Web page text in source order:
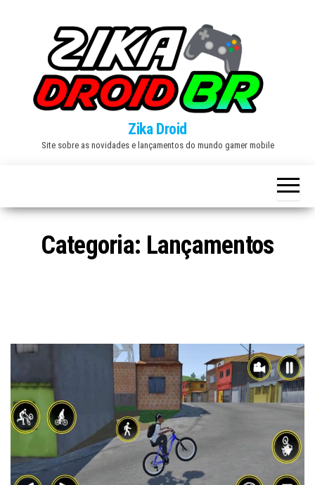
Zika Droid
Site sobre as novidades e lançamentos do mundo gamer mobile
Categoria: Lançamentos